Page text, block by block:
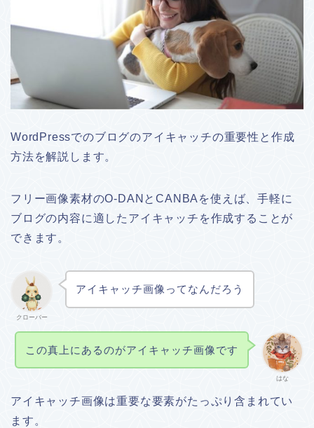
WordPressでのブログのアイキャッチの重要性と作成
方法を解説します。
フリー画像素材のO-DANとCANBAを使えば、手軽に
ブログの内容に適したアイキャッチを作成することが
できます。
クローバー
アイキャッチ画像ってなんだろう
はな
この真上にあるのがアイキャッチ画像です
アイキャッチ画像は重要な要素がたっぷり含まれてい
ます。